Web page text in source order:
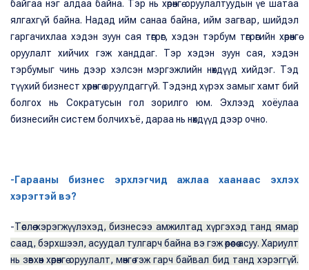
байгаа нэг алдаа байна. Тэр нь хөрөнгө оруулалтуудын үе шатаа
ялгахгүй байна. Надад ийм санаа байна, ийм загвар, шийдэл
гаргачихлаа хэдэн зуун сая төгрөг, хэдэн тэрбум төгрөгийн хөрөнгө
оруулалт хийчих гэж ханддаг. Тэр хэдэн зуун сая, хэдэн
тэрбумыг чинь дээр хэлсэн мэргэжлийн нөхдүүд хийдэг. Тэд
түүхий бизнест хөрөнгө оруулдаггүй. Тэдэнд хүрэх замыг хамт бий
болгох нь Сократусын гол зорилго юм. Эхлээд хоёулаа
бизнесийн систем болчихъё, дараа нь нөхдүүд дээр очно.
-Гарааны бизнес эрхлэгчид ажлаа хаанаас эхлэх
хэрэгтэй вэ?
-Төслөө хэрэгжүүлэхэд, бизнесээ амжилтад хүргэхэд танд ямар
саад, бэрхшээл, асуудал тулгарч байна вэ гэж өөрөөсөө асуу. Хариулт
нь зөвхөн хөрөнгө оруулалт, мөнгө гэж гарч байвал бид танд хэрэггүй.